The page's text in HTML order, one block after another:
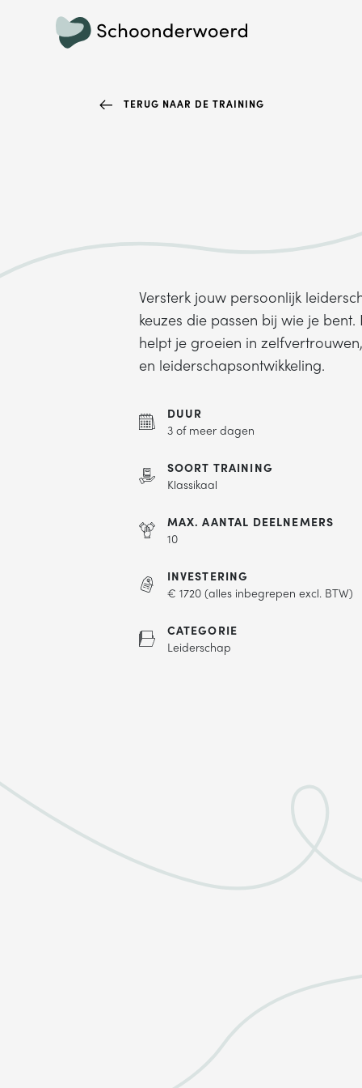
TERUG NAAR DE TRAINING
Versterk jouw persoonlijk
keuzes die passen bij wie je
helpt je groeien in
en leiderschapsontwikkeling.
DUUR
3 of meer dagen
SOORT TRAINING
Klassikaal
MAX. AANTAL DEELNEMERS
10
INVESTERING
€ 1720 (alles inbegrepen excl. BTW)
CATEGORIE
Leiderschap